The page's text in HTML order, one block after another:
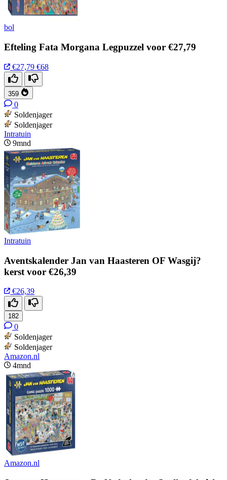
bol
Efteling Fata Morgana Legpuzzel voor €27,79
€27,79 €68
359
0
Soldenjager
Soldenjager
Intratuin
9mnd
Intratuin
Aventskalender Jan van Haasteren OF Wasgij?
kerst voor €26,39
€26,39
182
0
Soldenjager
Soldenjager
Amazon.nl
4mnd
Amazon.nl